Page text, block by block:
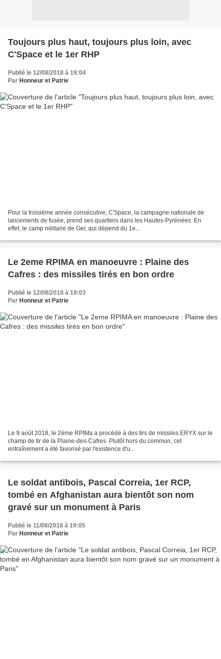
Toujours plus haut, toujours plus loin, avec
C'Space et le 1er RHP
Publié le 12/08/2018 à 19:04
Par Honneur et Patrie
Pour la troisième année consécutive, C'Space, la campagne nationale de
lancements de fusée, prend ses quartiers dans les Hautes-Pyrénées. En
effet, le camp militaire de Ger, qui dépend du 1e...
Le 2eme RPIMA en manoeuvre : Plaine des
Cafres : des missiles tirés en bon ordre
Publié le 12/08/2018 à 19:03
Par Honneur et Patrie
Le 9 août 2018, le 2ème RPIMa a procédé à des tirs de missiles ERYX sur le
champ de tir de la Plaine-des-Cafres. Plutôt hors du commun, cet
entraînement a été favorisé par l'existence d'u...
Le soldat antibois, Pascal Correia, 1er RCP,
tombé en Afghanistan aura bientôt son nom
gravé sur un monument à Paris
Publié le 11/08/2018 à 19:05
Par Honneur et Patrie